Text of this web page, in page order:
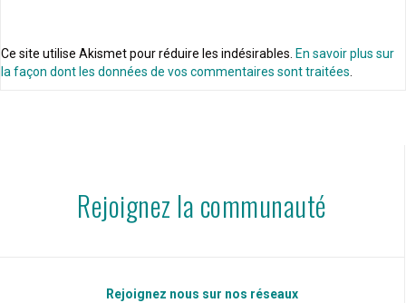
Ce site utilise Akismet pour réduire les indésirables. En savoir plus sur
la façon dont les données de vos commentaires sont traitées.
Rejoignez la communauté
Rejoignez nous sur nos réseaux